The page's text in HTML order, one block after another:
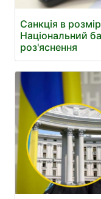
Санкція в
Національний
роз'яснення